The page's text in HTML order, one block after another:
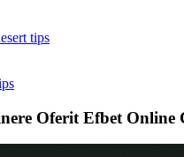
tips
Oferit Efbet Online